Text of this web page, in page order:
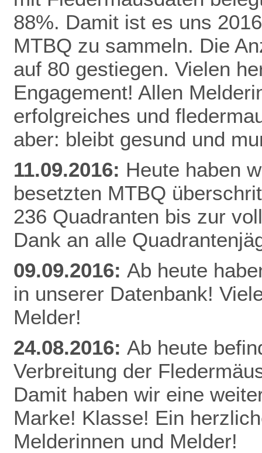
88%. Damit ist es uns
MTBQ zu sammeln. Die
auf 80 gestiegen. Vielen
Engagement! Allen
erfolgreiches und
aber: bleibt gesund und
11.09.2016: Heute haben
besetzten MTBQ
236 Quadranten bis zur
Dank an alle
09.09.2016: Ab heute
in unserer Datenbank!
Melder!
24.08.2016: Ab heute
Verbreitung der
Damit haben wir eine
Marke! Klasse! Ein
Melderinnen und Melder!